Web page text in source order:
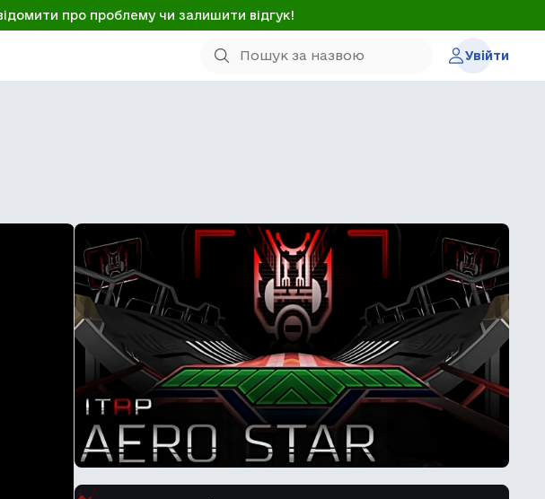
про проблему чи залишити відгук!
Увійти